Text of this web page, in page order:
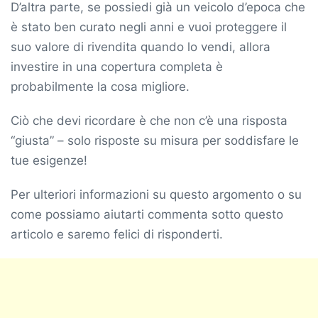
D’altra parte, se possiedi già un veicolo d’epoca che
è stato ben curato negli anni e vuoi proteggere il
suo valore di rivendita quando lo vendi, allora
investire in una copertura completa è
probabilmente la cosa migliore.
Ciò che devi ricordare è che non c’è una risposta
“giusta” – solo risposte su misura per soddisfare le
tue esigenze!
Per ulteriori informazioni su questo argomento o su
come possiamo aiutarti commenta sotto questo
articolo e saremo felici di risponderti.